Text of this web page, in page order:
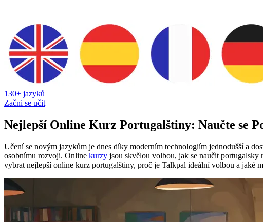
130+ jazyků
Začni se učit
Nejlepší Online Kurz Portugalštiny: Naučte se
Učení se novým jazykům je dnes díky moderním technologiím jednodušší a
osobnímu rozvoji. Online kurzy jsou skvělou volbou, jak se naučit
vybrat nejlepší online kurz portugalštiny, proč je Talkpal ideální volbou a jaké